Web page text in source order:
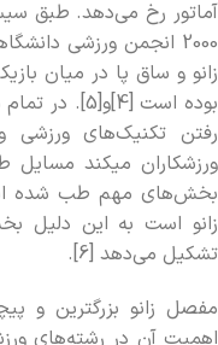
2000 انجمن ورزشي
زانو و ساق پا در ميان
بوده است
رفتن تکنيک‌­هاي ورزشي
ورزشکاران مي­کند
زانو است به اين دليل
تشکيل مي‌­دهد [6].
مفصل زانو بزرگترين